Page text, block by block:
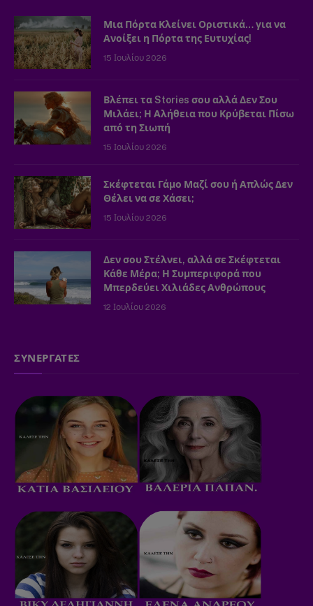
Μια Πόρτα Κλείνει Οριστικά… για να
Ανοίξει η Πόρτα της Ευτυχίας!
15 Ιουλίου 2026
Βλέπει τα Stories σου αλλά Δεν Σου
Μιλάει; Η Αλήθεια που Κρύβεται Πίσω
από τη Σιωπή
15 Ιουλίου 2026
Σκέφτεται Γάμο Μαζί σου ή Απλώς Δεν
Θέλει να σε Χάσει;
15 Ιουλίου 2026
Δεν σου Στέλνει, αλλά σε Σκέφτεται
Κάθε Μέρα; Η Συμπεριφορά που
Μπερδεύει Χιλιάδες Ανθρώπους
12 Ιουλίου 2026
ΣΥΝΕΡΓΑΤΕΣ